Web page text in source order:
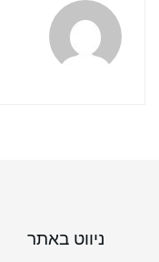
ניווט באתר